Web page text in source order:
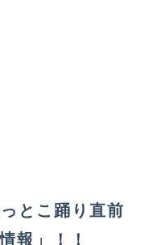
とこ踊り直前
報」！！